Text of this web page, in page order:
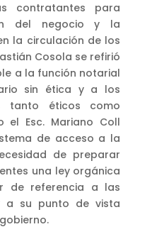
contratantes para
del negocio y la
la circulación de los
Cosola se refirió
a la función notarial
sin ética y a los
tanto éticos como
el Esc. Mariano Coll
de acceso a la
de preparar
una ley orgánica
de referencia a las
a su punto de vista